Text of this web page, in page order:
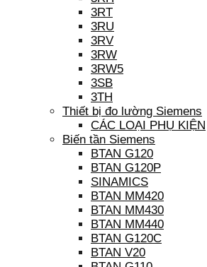
3RT
3RU
3RV
3RW
3RW5
3SB
3TH
Thiết bị đo lường Siemens
CÁC LOẠI PHỤ KIỆN
Biến tần Siemens
BTAN G120
BTAN G120P
SINAMICS
BTAN MM420
BTAN MM430
BTAN MM440
BTAN G120C
BTAN V20